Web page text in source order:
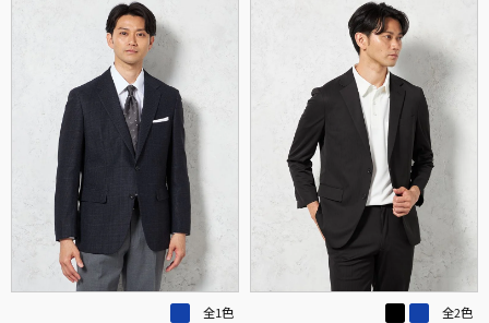
全1色 全2色